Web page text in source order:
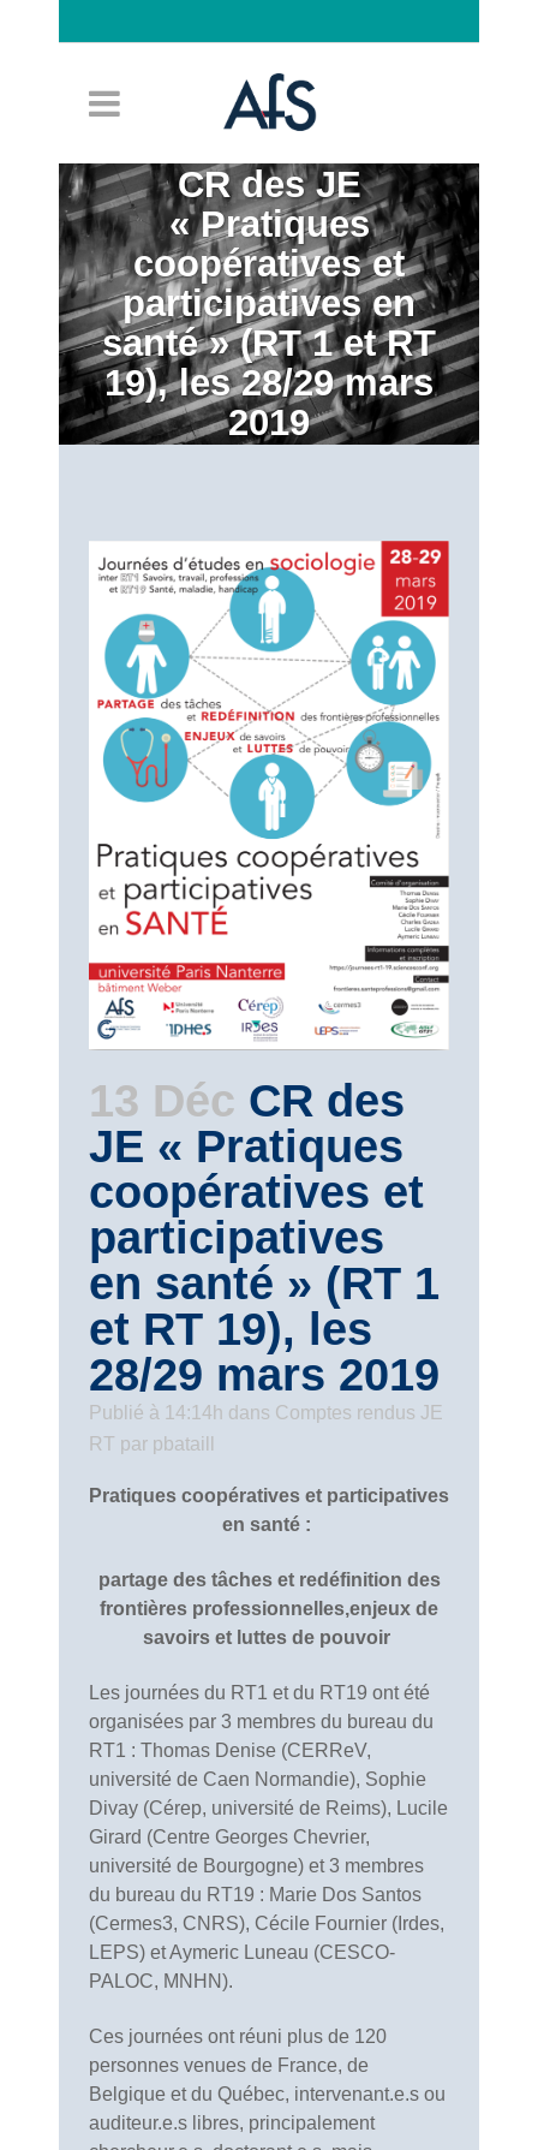
CR des JE
« Pratiques
coopératives et
participatives en
santé » (RT 1 et RT
19), les 28/29 mars
2019
13 Déc CR des
JE « Pratiques
coopératives et
participatives
en santé » (RT 1
et RT 19), les
28/29 mars 2019
Publié à 14:14h dans Comptes rendus JE
RT par pbataill
Pratiques coopératives et participatives
en santé :
partage des tâches et redéfinition des
frontières professionnelles,enjeux de
savoirs et luttes de pouvoir
Les journées du RT1 et du RT19 ont été
organisées par 3 membres du bureau du
RT1 : Thomas Denise (CERReV,
université de Caen Normandie), Sophie
Divay (Cérep, université de Reims), Lucile
Girard (Centre Georges Chevrier,
université de Bourgogne) et 3 membres
du bureau du RT19 : Marie Dos Santos
(Cermes3, CNRS), Cécile Fournier (Irdes,
LEPS) et Aymeric Luneau (CESCO-
PALOC, MNHN).
Ces journées ont réuni plus de 120
personnes venues de France, de
Belgique et du Québec, intervenant.e.s ou
auditeur.e.s libres, principalement